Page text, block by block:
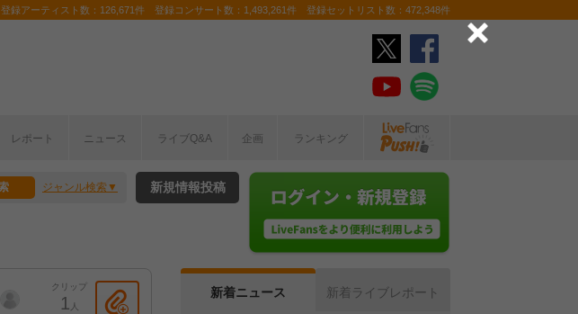
登録アーティスト数：126,671件 登録コンサート数：1,493,261件 登録セットリスト数：472,348件
レポート ニュース ライブQ&A 企画 ランキング
ジャンル検索 新規情報投稿
クリップ
1 人
新着ニュース 新着ライブレポート